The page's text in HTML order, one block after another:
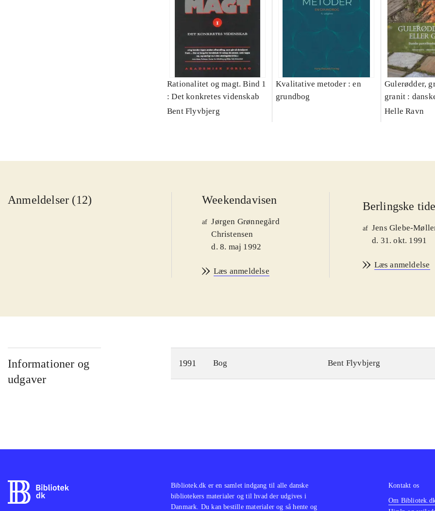
Rationalitet og magt. Bind 1
: Det konkretes videnskab
Bent Flyvbjerg
Kvalitative metoder : en
grundbog
Gulerødder,
granit :
Helle Ravn
Anmeldelser (12) Weekendavisen
af Jørgen Grønnegård
Christensen
d. 8. maj 1992
Læs anmeldelse
Berlingske
af Jens Glebe-
d. 31. okt. 1991
Læs anmeldelse
Informationer og
udgaver
1991 Bog Bent Flyvbjerg
Bibliotek.dk er en samlet indgang til alle danske
bibliotekers materialer og til hvad der udgives i
Danmark. Du kan bestille materialer og så hente og
Kontakt os
Om